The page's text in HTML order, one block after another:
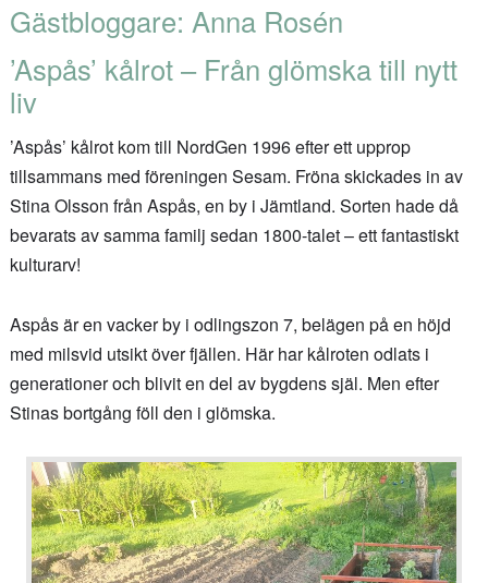
Gästbloggare: Anna Rosén
’Aspås’ kålrot – Från glömska till nytt
liv
’Aspås’ kålrot kom till NordGen 1996 efter ett upprop
tillsammans med föreningen Sesam. Fröna skickades in av
Stina Olsson från Aspås, en by i Jämtland. Sorten hade då
bevarats av samma familj sedan 1800-talet – ett fantastiskt
kulturarv!
Aspås är en vacker by i odlingszon 7, belägen på en höjd
med milsvid utsikt över fjällen. Här har kålroten odlats i
generationer och blivit en del av bygdens själ. Men efter
Stinas bortgång föll den i glömska.